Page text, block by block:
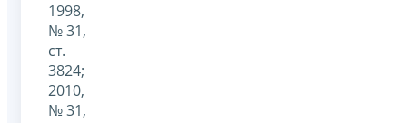
1998,
№ 31,
ст.
3824;
2010,
№ 31,